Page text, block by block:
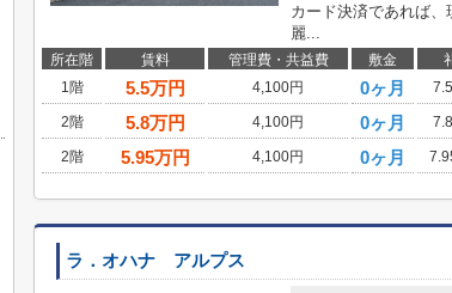
カード決済であれば
麗...
所在階 賃料 管理費・共益費 敷金
1階
5.5万円 4,100円 0ヶ月
2階
5.8万円 4,100円 0ヶ月
2階
5.95万円 4,100円 0ヶ月
ラ．オハナ アルプス